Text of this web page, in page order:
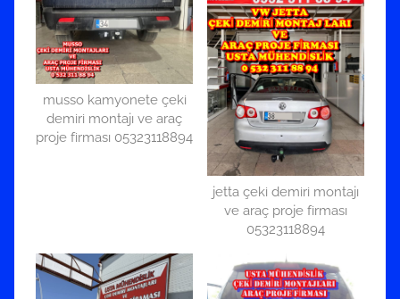
musso kamyonete çeki
demiri montajı ve araç
proje firması 05323118894
jetta çeki demiri montajı
ve araç proje firması
05323118894